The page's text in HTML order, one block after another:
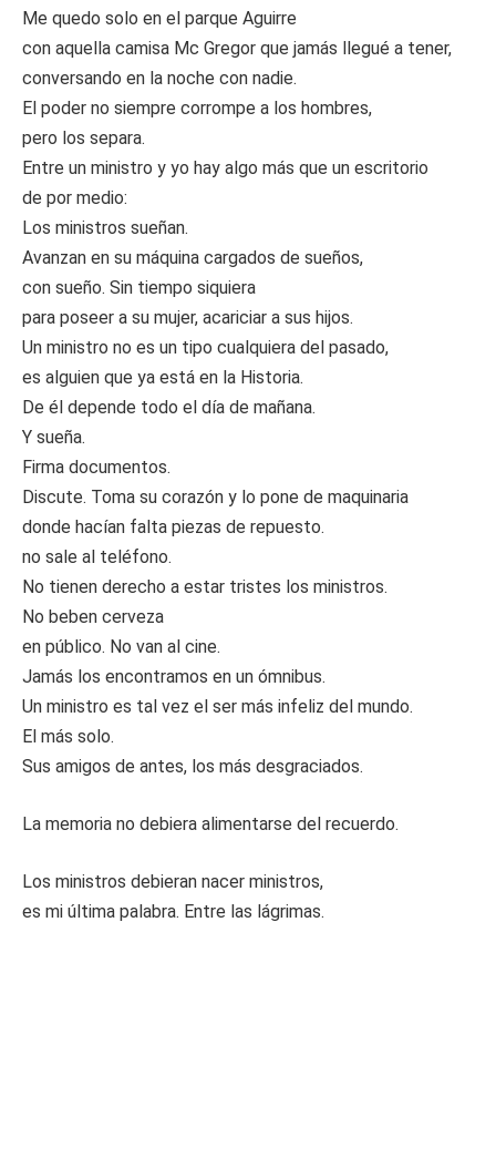
Me quedo solo en el parque Aguirre
con aquella camisa Mc Gregor que jamás llegué a tener,
conversando en la noche con nadie.
El poder no siempre corrompe a los hombres,
pero los separa.
Entre un ministro y yo hay algo más que un escritorio
de por medio:
Los ministros sueñan.
Avanzan en su máquina cargados de sueños,
con sueño. Sin tiempo siquiera
para poseer a su mujer, acariciar a sus hijos.
Un ministro no es un tipo cualquiera del pasado,
es alguien que ya está en la Historia.
De él depende todo el día de mañana.
Y sueña.
Firma documentos.
Discute. Toma su corazón y lo pone de maquinaria
donde hacían falta piezas de repuesto.
no sale al teléfono.
No tienen derecho a estar tristes los ministros.
No beben cerveza
en público. No van al cine.
Jamás los encontramos en un ómnibus.
Un ministro es tal vez el ser más infeliz del mundo.
El más solo.
Sus amigos de antes, los más desgraciados.
La memoria no debiera alimentarse del recuerdo.
Los ministros debieran nacer ministros,
es mi última palabra. Entre las lágrimas.